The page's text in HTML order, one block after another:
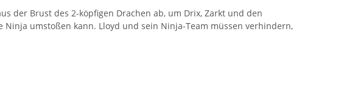
der Brust des 2-köpfigen Drachen ab, um Drix, Zarkt und den
umstoßen kann. Lloyd und sein Ninja-Team müssen verhindern,